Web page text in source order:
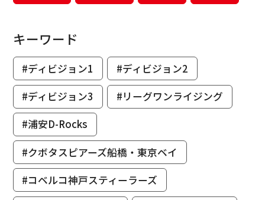
キーワード
#ディビジョン1
#ディビジョン2
#ディビジョン3
#リーグワンライジング
#浦安D-Rocks
#クボタスピアーズ船橋・東京ベイ
#コベルコ神戸スティーラーズ